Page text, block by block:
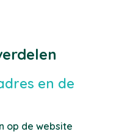
en de
op de website